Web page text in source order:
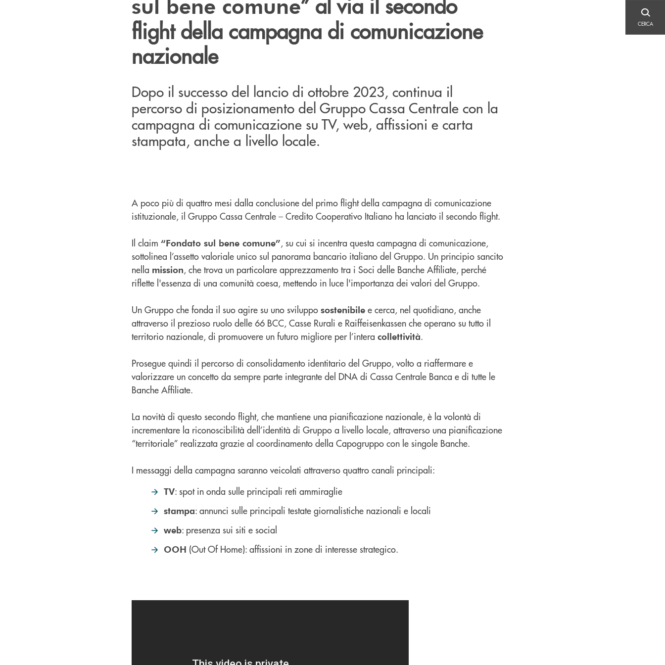
CERCA
flight della campagna di comunicazione
nazionale
Dopo il successo del lancio di ottobre 2023, continua il
percorso di posizionamento del Gruppo Cassa Centrale con la
campagna di comunicazione su TV, web, affissioni e carta
stampata, anche a livello locale.
A poco più di quattro mesi dalla conclusione del primo flight della campagna di comunicazione
istituzionale, il Gruppo Cassa Centrale – Credito Cooperativo Italiano ha lanciato il secondo flight.
Il claim “Fondato sul bene comune”, su cui si incentra questa campagna di comunicazione,
sottolinea l’assetto valoriale unico sul panorama bancario italiano del Gruppo. Un principio sancito
nella mission, che trova un particolare apprezzamento tra i Soci delle Banche Affiliate, perché
riflette l'essenza di una comunità coesa, mettendo in luce l'importanza dei valori del Gruppo.
Un Gruppo che fonda il suo agire su uno sviluppo sostenibile e cerca, nel quotidiano, anche
attraverso il prezioso ruolo delle 66 BCC, Casse Rurali e Raiffeisenkassen che operano su tutto il
territorio nazionale, di promuovere un futuro migliore per l’intera collettività.
Prosegue quindi il percorso di consolidamento identitario del Gruppo, volto a riaffermare e
valorizzare un concetto da sempre parte integrante del DNA di Cassa Centrale Banca e di tutte le
Banche Affiliate.
La novità di questo secondo flight, che mantiene una pianificazione nazionale, è la volontà di
incrementare la riconoscibilità dell’identità di Gruppo a livello locale, attraverso una pianificazione
“territoriale” realizzata grazie al coordinamento della Capogruppo con le singole Banche.
I messaggi della campagna saranno veicolati attraverso quattro canali principali:
TV: spot in onda sulle principali reti ammiraglie
stampa: annunci sulle principali testate giornalistiche nazionali e locali
web: presenza sui siti e social
OOH (Out Of Home): affissioni in zone di interesse strategico.